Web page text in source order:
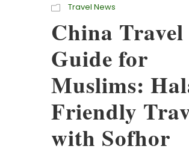
Travel News
China Travel
Guide for
Muslims:
Friendly
with Sofhor